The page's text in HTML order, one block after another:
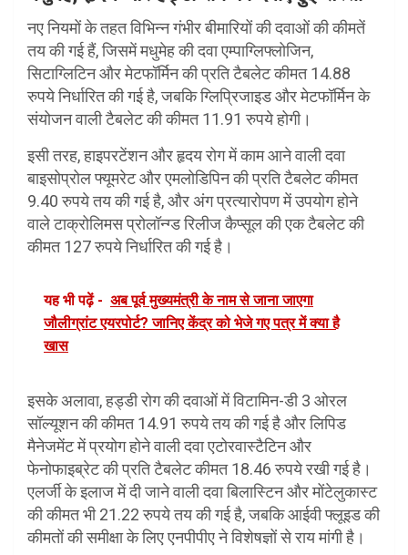
नए नियमों के तहत विभिन्न गंभीर बीमारियों की दवाओं की कीमतें
तय की गई हैं, जिसमें मधुमेह की दवा एम्पाग्लिफ्लोजिन,
सिटाग्लिटिन और मेटफॉर्मिन की प्रति टैबलेट कीमत 14.88
रुपये निर्धारित की गई है, जबकि ग्लिप्रिजाइड और मेटफॉर्मिन के
संयोजन वाली टैबलेट की कीमत 11.91 रुपये होगी।
इसी तरह, हाइपरटेंशन और हृदय रोग में काम आने वाली दवा
बाइसोप्रोल फ्यूमरेट और एमलोडिपिन की प्रति टैबलेट कीमत
9.40 रुपये तय की गई है, और अंग प्रत्यारोपण में उपयोग होने
वाले टाक्रोलिमस प्रोलॉन्ग्ड रिलीज कैप्सूल की एक टैबलेट की
कीमत 127 रुपये निर्धारित की गई है।
यह भी पढ़ें - अब पूर्व मुख्यमंत्री के नाम से जाना जाएगा
जौलीग्रांट एयरपोर्ट? जानिए केंद्र को भेजे गए पत्र में क्या है
खास
इसके अलावा, हड्डी रोग की दवाओं में विटामिन-डी 3 ओरल
सॉल्यूशन की कीमत 14.91 रुपये तय की गई है और लिपिड
मैनेजमेंट में प्रयोग होने वाली दवा एटोरवास्टैटिन और
फेनोफाइब्रेट की प्रति टैबलेट कीमत 18.46 रुपये रखी गई है।
एलर्जी के इलाज में दी जाने वाली दवा बिलास्टिन और मोंटेलुकास्ट
की कीमत भी 21.22 रुपये तय की गई है, जबकि आईवी फ्लूइड की
कीमतों की समीक्षा के लिए एनपीपीए ने विशेषज्ञों से राय मांगी है।